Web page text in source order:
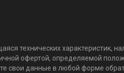
технических характеристик,
офертой, определяемой
свои данные в любой форме